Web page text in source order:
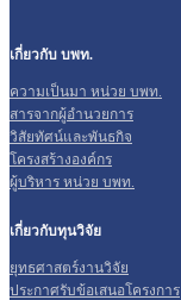
เกี่ยวกับ บพท.
ความเป็นมา หน่วย บพท.
สารจากผู้อำนวยการ
วิสัยทัศน์และพันธกิจ
โครงสร้างองค์กร
ผู้บริหาร หน่วย บพท.
เกี่ยวกับทุนวิจัย
ยุทธศาสตร์งานวิจัย
ประกาศรับข้อเสนอโครงการ